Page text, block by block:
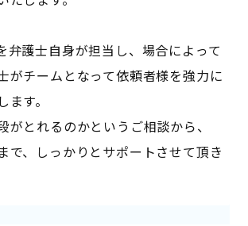
弁護士自身が担当し、場合によって
がチームとなって依頼者様を強力に
す。
がとれるのかというご相談から、
で、しっかりとサポートさせて頂き